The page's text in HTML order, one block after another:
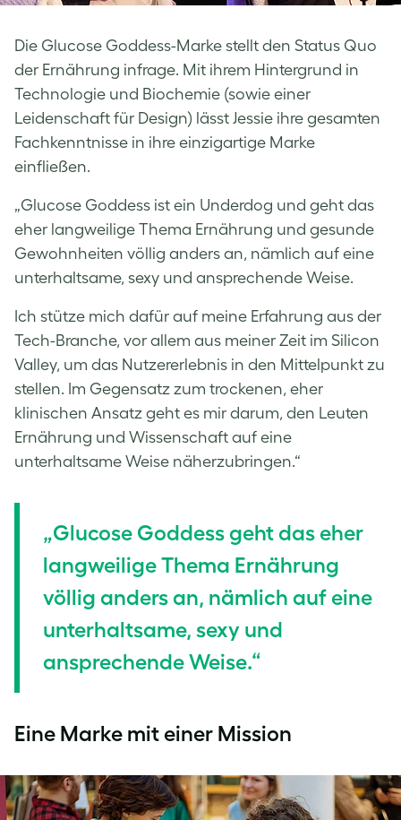
Die Glucose Goddess-Marke stellt den Status Quo
der Ernährung infrage. Mit ihrem Hintergrund in
Technologie und Biochemie (sowie einer
Leidenschaft für Design) lässt Jessie ihre gesamten
Fachkenntnisse in ihre einzigartige Marke
einfließen.
„Glucose Goddess ist ein Underdog und geht das
eher langweilige Thema Ernährung und gesunde
Gewohnheiten völlig anders an, nämlich auf eine
unterhaltsame, sexy und ansprechende Weise.
Ich stütze mich dafür auf meine Erfahrung aus der
Tech-Branche, vor allem aus meiner Zeit im Silicon
Valley, um das Nutzererlebnis in den Mittelpunkt zu
stellen. Im Gegensatz zum trockenen, eher
klinischen Ansatz geht es mir darum, den Leuten
Ernährung und Wissenschaft auf eine
unterhaltsame Weise näherzubringen.“
„Glucose Goddess geht das eher
langweilige Thema Ernährung
völlig anders an, nämlich auf eine
unterhaltsame, sexy und
ansprechende Weise.“
Eine Marke mit einer Mission